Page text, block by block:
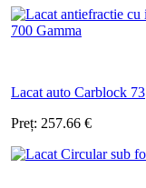
Lacat auto Carblock 73
Preț: 257.66 €